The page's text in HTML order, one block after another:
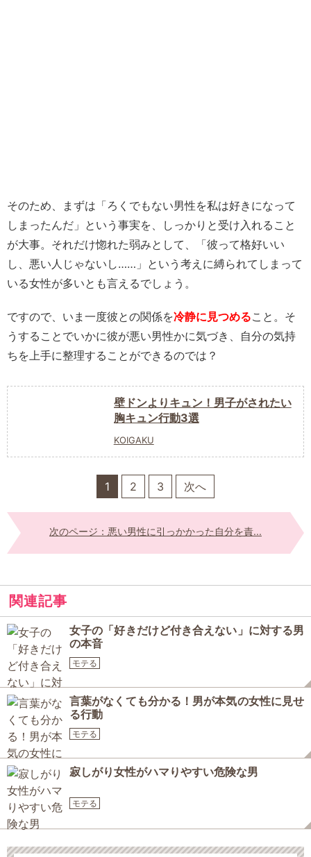
そのため、まずは「ろくでもない男性を私は好きになって
しまったんだ」という事実を、しっかりと受け入れること
が大事。それだけ惚れた弱みとして、「彼って格好いい
し、悪い人じゃないし……」という考えに縛られてしまって
いる女性が多いとも言えるでしょう。
ですので、いま一度彼との関係を冷静に見つめること。そ
うすることでいかに彼が悪い男性かに気づき、自分の気持
ちを上手に整理することができるのでは？
壁ドンよりキュン！男子がされたい
胸キュン行動3選
KOIGAKU
1 2 3 次へ
次のページ：悪い男性に引っかかった自分を責...
関連記事
女子の「好きだけど付き合えない」に対する男
の本音
モテる
言葉がなくても分かる！男が本気の女性に見せ
る行動
モテる
寂しがり女性がハマりやすい危険な男
モテる